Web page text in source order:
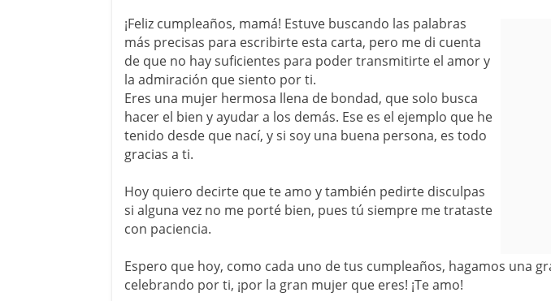
¡Feliz cumpleaños, mamá! Estuve buscando las palabras
más precisas para escribirte esta carta, pero me di cuenta
de que no hay suficientes para poder transmitirte el amor y
la admiración que siento por ti.
Eres una mujer hermosa llena de bondad, que solo busca
hacer el bien y ayudar a los demás. Ese es el ejemplo que he
tenido desde que nací, y si soy una buena persona, es todo
gracias a ti.
Hoy quiero decirte que te amo y también pedirte disculpas
si alguna vez no me porté bien, pues tú siempre me trataste
con paciencia.
Espero que hoy, como cada uno de tus cumpleaños, hagamos una
celebrando por ti, ¡por la gran mujer que eres! ¡Te amo!